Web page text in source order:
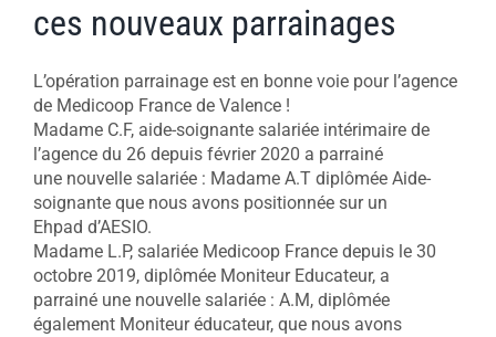
ces nouveaux parrainages
L’opération parrainage est en bonne voie pour l’agence
de Medicoop France de Valence !
Madame C.F, aide-soignante salariée intérimaire de
l’agence du 26 depuis février 2020 a parrainé
une nouvelle salariée : Madame A.T diplômée Aide-
soignante que nous avons positionnée sur un
Ehpad d’AESIO.
Madame L.P, salariée Medicoop France depuis le 30
octobre 2019, diplômée Moniteur Educateur, a
parrainé une nouvelle salariée : A.M, diplômée
également Moniteur éducateur, que nous avons